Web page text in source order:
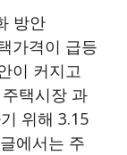
가격이 급등
이 커지고
택시장 과
위해 3.15
에서는 주